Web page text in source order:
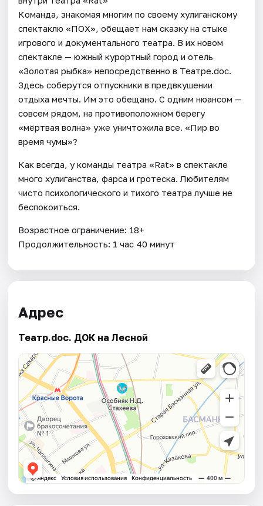
Команда, знакомая многим по своему хулиганскому
спектаклю «ПОХ», обещает нам сказку на стыке
игрового и документального театра. В их новом
спектакле — южный курортный город и отель
«Золотая рыбка» непосредственно в Театре.doc.
Здесь соберутся отпускники в предвкушении
отдыха мечты. Им это обещано. С одним нюансом —
совсем рядом, на противоположном берегу
«мёртвая волна» уже уничтожила все. «Пир во
время чумы»?
Как всегда, у команды театра «Rat» в спектакле
много хулиганства, фарса и гротеска. Любителям
чисто психологического и тихого театра лучше не
беспокоиться.
Возрастное ограничение: 18+
Продолжительность: 1 час 40 минут
Адрес
Театр.doc. ДОК на Лесной